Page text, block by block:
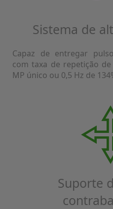
Sistema de
Capaz de entregar
com taxa de repetição
MP único ou 0,5 Hz de
Suporte